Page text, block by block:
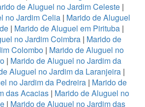
de Aluguel no Jardim Celeste|
no Jardim Celia | Marido de Aluguel
| Marido de Aluguel em Pirituba|
no Jardim Coimbra | Marido de
Colombo | Marido de Aluguel no
| Marido de Aluguel no Jardim da
Aluguel no Jardim da Laranjeira|
no Jardim da Pedreira | Marido de
das Acacias | Marido de Aluguel no
| Marido de Aluguel no Jardim das